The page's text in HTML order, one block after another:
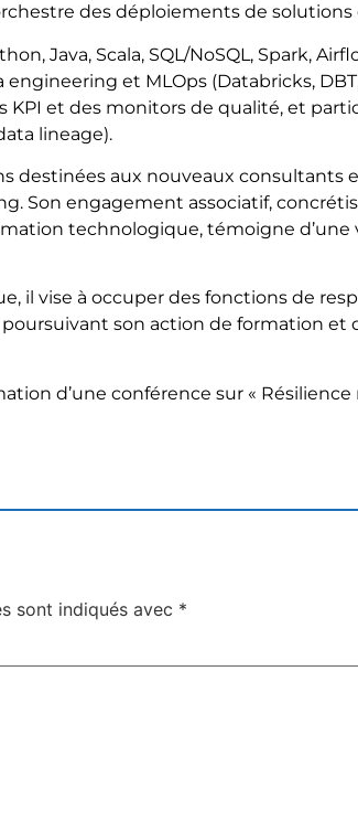
des déploiements de solutions
Java, Scala, SQL/NoSQL, Spark,
et MLOps (Databricks,
et des monitors de qualité, et
lineage).
destinées aux nouveaux consultants
engagement associatif,
technologique, témoigne d’une
il vise à occuper des fonctions de
son action de formation
d’une conférence sur «
sont indiqués avec *